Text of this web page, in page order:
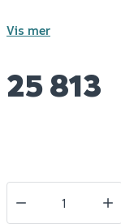
Vis mer
25 813